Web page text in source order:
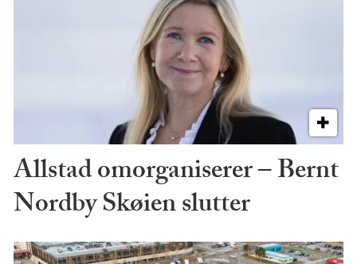
Allstad omorganiserer – Bernt
Nordby Skøien slutter